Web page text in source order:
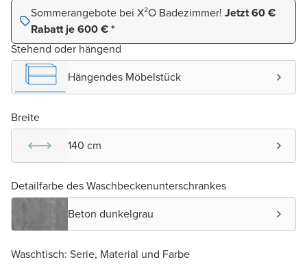
Sommerangebote bei X²O Badezimmer! Jetzt 60 €
Rabatt je 600 € *
Stehend oder hängend
Hängendes Möbelstück
Breite
140 cm
Detailfarbe des Waschbeckenunterschrankes
Beton dunkelgrau
Waschtisch: Serie, Material und Farbe